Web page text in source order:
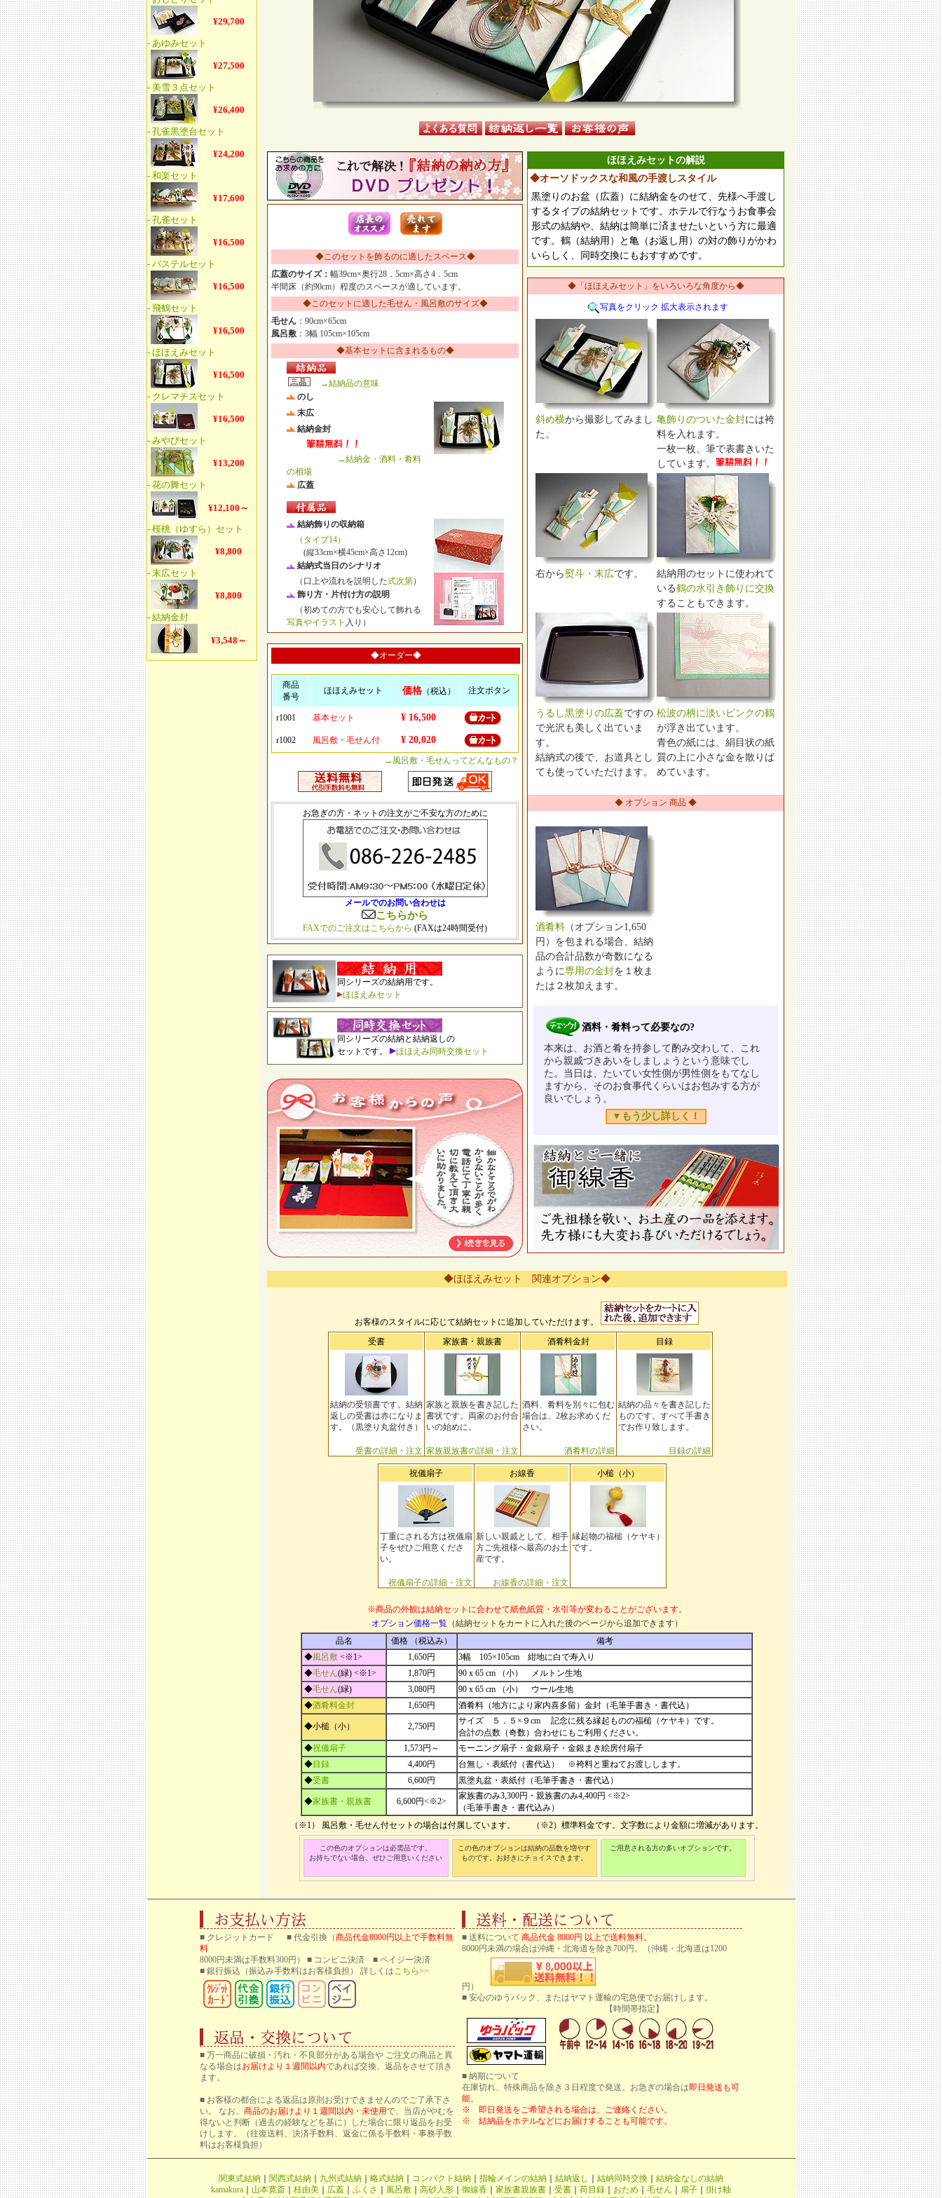
◆このセットを飾るのに適したスペース◆
広蓋のサイズ： 幅39cm×奥行28．5cm×高さ4．5cm
半間床（約90cm）程度のスペースが適しています。
◆このセットに適した毛せん・風呂敷のサイズ◆
毛せん ：90cm×65cm
風呂敷 ：3幅 105cm×105cm
◆基本セットに含まれるもの◆
→結納品の意味
のし
末広
結納金封
→結納金・酒料・肴料
の相場
広蓋
結納飾りの収納箱
（タイプ14）
(縦33cm×横45cm×高さ12cm)
結納式当日のシナリオ
（口上や流れを説明した式次第）
飾り方・片付け方の説明
（初めての方でも安心して飾れる
写真やイラスト 入り）
◆オーダー◆
商品
番号
ほほえみセット 価格（税込） 注文ボタン
r1001 基本セット ¥ 16,500
r1002 風呂敷・毛せん付 ¥ 20,020
→風呂敷・毛せんってどんなもの？
お急ぎの方・ネットの注文がご不安な方のために
メールでのお問い合わせは
こちらから
FAXでのご注文はこちらから (FAXは24時間受付)
同シリーズの結納用です。
ほほえみセット
同シリーズの結納と結納返しの
セットです。
ほほえみ同時交換セット
ほほえみセットの解説
◆オーソドックスな和風の手渡しスタイル
黒塗りのお盆（広蓋）に結納金をのせて、先様へ手渡し
するタイプの結納セットです。ホテルで行なうお食事会
形式の結納や、結納は簡単に済ませたいという方に最適
です。鶴（結納用）と亀（お返し用）の対の飾りがかわ
いらしく、同時交換にもおすすめです。
◆「ほほえみセット」をいろいろな角度から◆
写真をクリック 拡大表示されます
斜め横から撮影してみまし
た。
亀飾りのついた金封には袴
料を入れます。
一枚一枚、筆で表書きいた
しています。
右から熨斗・末広です。
結納用のセットに使われて
いる鶴の水引き飾りに交換
することもできます。
うるし黒塗りの広蓋ですの
で光沢も美しく出ていま
す。
結納式の後で、お道具とし
ても使っていただけます。
松波の柄に淡いピンクの鶴
が浮き出ています。
青色の紙には、絹目状の紙
質の上に小さな金を散りば
めています。
◆ オプション 商品 ◆
酒肴料（オプション1,650
円）を包まれる場合、結納
品の合計品数が奇数になる
ように専用の金封を１枚ま
たは２枚加えます。
酒料・肴料って必要なの?
本来は、お酒と肴を持参して酌み交わして、これ
から親戚づきあいをしましょうという意味でし
た。当日は、たいてい女性側が男性側をもてなし
ますから、そのお食事代くらいはお包みする方が
良いでしょう。
▼もう少し詳しく！
◆ほほえみセット 関連オプション◆
お客様のスタイルに応じて結納セットに追加していただけます。
受書
結納の受領書です。結納
返しの受書は赤になりま
す。（黒塗り丸盆付き）
受書の詳細・注文
家族書・親族書
家族と親族を書き記した
書状です。両家のお付合
いの始めに。
家族親族書の詳細・注文
酒肴料金封
酒料、肴料を別々に包む
場合は、2枚お求めくだ
さい。
酒肴料の詳細
目録
結納の品々を書き記した
ものです。すべて手書き
でお作り致します。
目録の詳細
祝儀扇子
丁重にされる方は祝儀扇
子をぜひご用意くださ
い。
祝儀扇子の詳細・注文
お線香
新しい親戚として、相手
方ご先祖様へ最高のお土
産です。
お線香の詳細・注文
小槌（小）
縁起物の福槌（ケヤキ）
です。
※商品の外観は結納セットに合わせて紙色紙質・水引等が変わることがございます。
オプション価格一覧（結納セットをカートに入れた後のページから追加できます）
品名
価格 （税込み）
備考
◆風呂敷 <※1> 1,650円
3幅 105×105cm 紺地に白で寿入り
◆毛せん(緑) <※1> 1,870円
90 x 65 cm （小） メルトン生地
◆毛せん(緑) 3,080円
90 x 65 cm （小） ウール生地
◆酒肴料金封 1,650円 酒肴料（地方により家内喜多留）金封（毛筆手書き・書代込）
◆小槌（小） 2,750円
サイズ ５．５×９cm 記念に残る縁起ものの福槌（ケヤキ）です。
合計の点数（奇数）合わせにもご利用ください。
◆祝儀扇子 1,573円～
モーニング扇子・金銀扇子・金銀まき絵房付扇子
◆目録 4,400円
台無し・表紙付（書代込） ※袴料と重ねてお渡しします。
◆受書 6,600円 黒塗丸盆・表紙付（毛筆手書き・書代込）
◆家族書・親族書 6,600円<※2>
家族書のみ3,300円・親族書のみ4,400円 <※2>
（毛筆手書き・書代込み）
（※1） 風呂敷・毛せん付セットの場合は付属しています。 （※2）標準料金です。文字数により金額に増減があります。
この色のオプションは必需品です。
お持ちでない場合、ぜひご用意いください
この色のオプションは結納の品数を増やす
ものです。お好きにチョイスできます。
ご用意される方の多いオプションです。
■ クレジットカード ■ 代金引換（商品代金8000円以上で手数料無
料
8000円未満は手数料300円） ■ コンビニ決済 ■ ペイジー決済
■ 銀行振込 （振込み手数料はお客様負担） 詳しくはこちら>>
■ 万一商品に破損・汚れ・不良部分がある場合や ご注文の商品と異
なる場合はお届けより１週間以内であれば交換、返品をさせて頂き
ます。
■ お客様の都合による返品は原則お受けできませんのでご了承下さ
い。 なお、 商品のお届けより１週間以内・未使用で、当店がやむを
得ないと判断（過去の経験などを基に）した場合に限り返品をお受
けします。（往復送料、決済手数料、返金に係る手数料・事務手数
料はお客様負担）
■ 送料について 商品代金 8000円 以上で送料無料。
8000円未満の場合は沖縄・北海道を除き700円。（沖縄・北海道は1200
円）
■ 安心のゆうパック、またはヤマト運輸の宅急便でお届けします。
【時間帯指定】
■ 納期について
在庫切れ、特殊商品を除き３日程度で発送。お急ぎの場合は即日発送も可
能。
※ 即日発送をご希望される場合は、ご連絡ください。
※ 結納品をホテルなどにお届けすることも可能です。
関東式結納 関西式結納 九州式結納 略式結納 コンパクト結納 指輪メインの結納 結納返し 結納同時交換
結納金なしの結納
kamakura
山本寛斎 桂由美 広蓋 ふくさ 風呂敷 高砂人形 御線香 家族書親族書 受書 荷目録 おため 毛せん 扇子
掛け軸